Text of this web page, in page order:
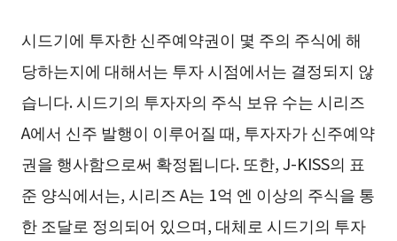
시드기에 투자한 신주예약권이 몇 주의 주식에 해
당하는지에 대해서는 투자 시점에서는 결정되지 않
습니다. 시드기의 투자자의 주식 보유 수는 시리즈
A에서 신주 발행이 이루어질 때, 투자자가 신주예약
권을 행사함으로써 확정됩니다. 또한, J-KISS의 표
준 양식에서는, 시리즈 A는 1억 엔 이상의 주식을 통
한 조달로 정의되어 있으며, 대체로 시드기의 투자